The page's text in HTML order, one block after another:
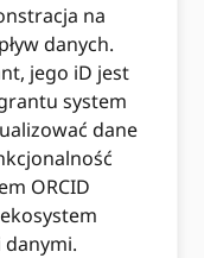
na
danych.
jego iD jest
system
dane
ORCID